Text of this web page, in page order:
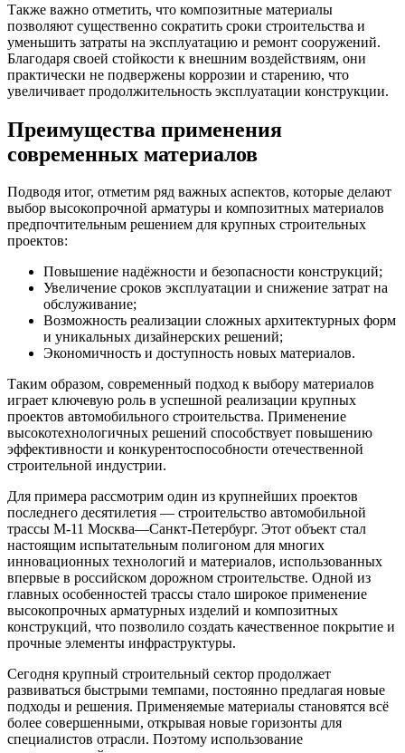
Также важно отметить, что композитные материалы
позволяют существенно сократить сроки строительства и
уменьшить затраты на эксплуатацию и ремонт сооружений.
Благодаря своей стойкости к внешним воздействиям, они
практически не подвержены коррозии и старению, что
увеличивает продолжительность эксплуатации конструкции.
Преимущества применения
современных материалов
Подводя итог, отметим ряд важных аспектов, которые делают
выбор высокопрочной арматуры и композитных материалов
предпочтительным решением для крупных строительных
проектов:
Повышение надёжности и безопасности конструкций;
Увеличение сроков эксплуатации и снижение затрат на
обслуживание;
Возможность реализации сложных архитектурных форм
и уникальных дизайнерских решений;
Экономичность и доступность новых материалов.
Таким образом, современный подход к выбору материалов
играет ключевую роль в успешной реализации крупных
проектов автомобильного строительства. Применение
высокотехнологичных решений способствует повышению
эффективности и конкурентоспособности отечественной
строительной индустрии.
Для примера рассмотрим один из крупнейших проектов
последнего десятилетия — строительство автомобильной
трассы М-11 Москва—Санкт-Петербург. Этот объект стал
настоящим испытательным полигоном для многих
инновационных технологий и материалов, использованных
впервые в российском дорожном строительстве. Одной из
главных особенностей трассы стало широкое применение
высокопрочных арматурных изделий и композитных
конструкций, что позволило создать качественное покрытие и
прочные элементы инфраструктуры.
Сегодня крупный строительный сектор продолжает
развиваться быстрыми темпами, постоянно предлагая новые
подходы и решения. Применяемые материалы становятся всё
более совершенными, открывая новые горизонты для
специалистов отрасли. Поэтому использование